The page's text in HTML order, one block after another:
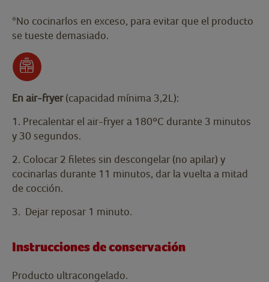
*No cocinarlos en exceso, para evitar que el producto
se tueste demasiado.
En air-fryer(capacidad mínima 3,2L):
1. Precalentar el air-fryer a 180ºC durante 3 minutos
y 30 segundos.
2. Colocar 2 filetes sin descongelar (no apilar) y
cocinarlas durante 11 minutos, dar la vuelta a mitad
de cocción.
3. Dejar reposar 1 minuto.
Instrucciones de conservación
Producto ultracongelado.